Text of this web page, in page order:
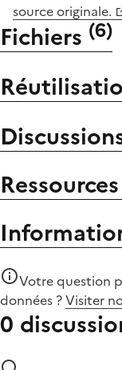
source originale.
Fichiers (6)
Votre question
données ?Visiter
0